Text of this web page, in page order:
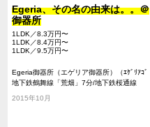
Egeria、その名の由来は。。＠
御器所
1LDK／8.3万円〜
1LDK／8.4万円〜
1LDK／9.5万円〜
Egeria御器所（エゲリア御器所）（ｴｹﾞﾘｱｺﾞ
ｷｿ）
地下鉄鶴舞線「荒畑」7分/地下鉄桜通線
2015年10月